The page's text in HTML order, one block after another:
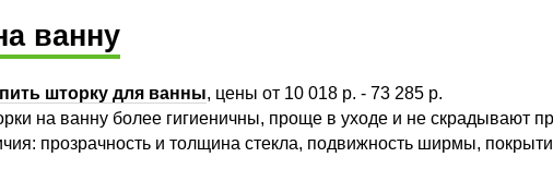
равак
стекла для душа
river двери для душа раздвижные
для ванны
душевая дверь belbagno sela b 2
good door душевые двери
ванну
шторку для ванны, цены от 10 018 р. - 73 285 р.
на ванну более гигиеничны, проще в уходе и не скрадывают
прозрачность и толщина стекла, подвижность ширмы,